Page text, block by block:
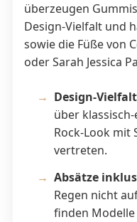
überzeugen
Design-Vielfalt und
sowie die Füße von
oder Sarah Jessica
Design-
über
Rock-Look mit
vertreten.
Absätze
Regen nicht
finden Modelle